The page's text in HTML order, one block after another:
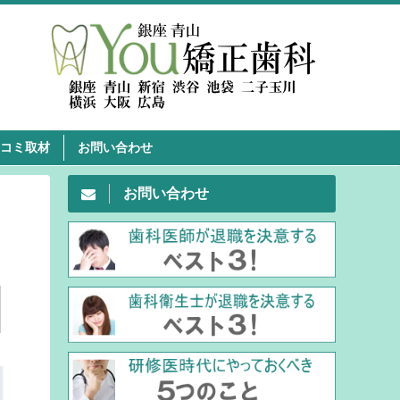
ミ取材 お問い合わせ
お問い合わせ